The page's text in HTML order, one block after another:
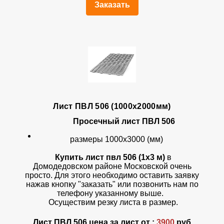
Заказать
Лист ПВЛ 506 (1000х2000мм)
Просечный лист ПВЛ 506
размеры 1000х3000 (мм)
Купить лист пвл 506 (1х3 м)в
Домодедовском районе Московской очень
просто. Для этого необходимо оставить заявку
нажав кнопку "заказать" или позвонить нам по
телефону указанному выше.
Осуществим резку листа в размер.
Лист ПВЛ 506 цена за лист от : 3900 руб